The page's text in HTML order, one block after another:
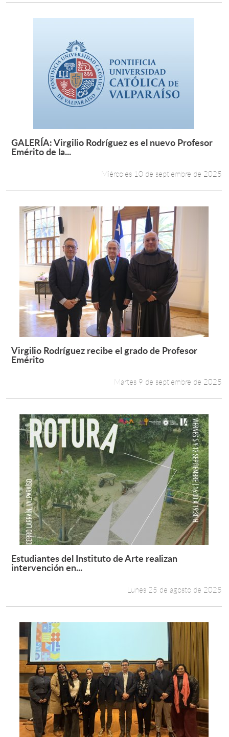
Leer más +
GALERÍA: Virgilio Rodríguez es el nuevo Profesor
Emérito de la...
Miércoles 10 de septiembre de 2025
Leer más +
Virgilio Rodríguez recibe el grado de Profesor
Emérito
Martes 9 de septiembre de 2025
Leer más +
Estudiantes del Instituto de Arte realizan
intervención en...
Lunes 25 de agosto de 2025